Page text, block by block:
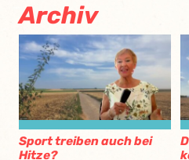
Archiv
Sport treiben auch bei
Hitze?